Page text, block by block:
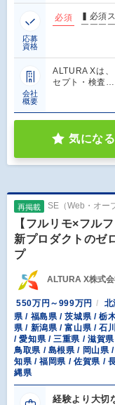
応募
資格
必須
▍必須
￣￣￣
会社
概要
ALTURA Xは
セプト・検査…
気になる
再掲載 SE（Web・オー
【フルリモ×フル
新プロダクトのゼ
プ
ALTURA X株式
550万円～999万円
北
県 / 福島県 / 茨城県 / 栃
県 / 新潟県 / 富山県 / 石
/ 愛知県 / 三重県 / 滋賀
鳥取県 / 島根県 / 岡山県
知県 / 福岡県 / 佐賀県 /
縄県
経験より大切